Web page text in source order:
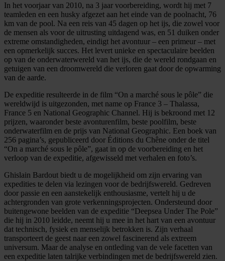
In het voorjaar van 2010, na 3 jaar voorbereiding, wordt hij met 7
teamleden en een husky afgezet aan het einde van de poolnacht, 76
km van de pool. Na een reis van 45 dagen op het ijs, die zowel voor
de mensen als voor de uitrusting uitdagend was, en 51 duiken onder
extreme omstandigheden, eindigt het avontuur – een primeur – met
een opmerkelijk succes. Het levert unieke en spectaculaire beelden
op van de onderwaterwereld van het ijs, die de wereld rondgaan en
getuigen van een droomwereld die verloren gaat door de opwarming
van de aarde.
De expeditie resulteerde in de film “On a marché sous le pôle” die
wereldwijd is uitgezonden, met name op France 3 – Thalassa,
France 5 en National Geographic Channel. Hij is bekroond met 12
prijzen, waaronder beste avonturenfilm, beste poolfilm, beste
onderwaterfilm en de prijs van National Geographic. Een boek van
256 pagina’s, gepubliceerd door Éditions du Chêne onder de titel
“On a marché sous le pôle”, gaat in op de voorbereiding en het
verloop van de expeditie, afgewisseld met verhalen en foto’s.
Ghislain Bardout biedt u de mogelijkheid om zijn ervaring van
expedities te delen via lezingen voor de bedrijfswereld. Gedreven
door passie en een aanstekelijk enthousiasme, vertelt hij u de
achtergronden van grote verkenningsprojecten. Ondersteund door
buitengewone beelden van de expeditie “Deepsea Under The Pole”
die hij in 2010 leidde, neemt hij u mee in het hart van een avontuur
dat technisch, fysiek en menselijk betrokken is. Zijn verhaal
transporteert de geest naar een zowel fascinerend als extreem
universum. Maar de analyse en ontleding van de vele facetten van
een expeditie laten talrijke verbindingen met de bedrijfswereld zien.